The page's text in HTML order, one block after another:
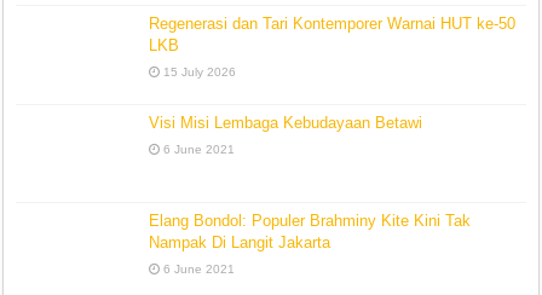
Regenerasi dan Tari Kontemporer Warnai HUT ke-50
LKB
15 July 2026
Visi Misi Lembaga Kebudayaan Betawi
6 June 2021
Elang Bondol: Populer Brahminy Kite Kini Tak
Nampak Di Langit Jakarta
6 June 2021